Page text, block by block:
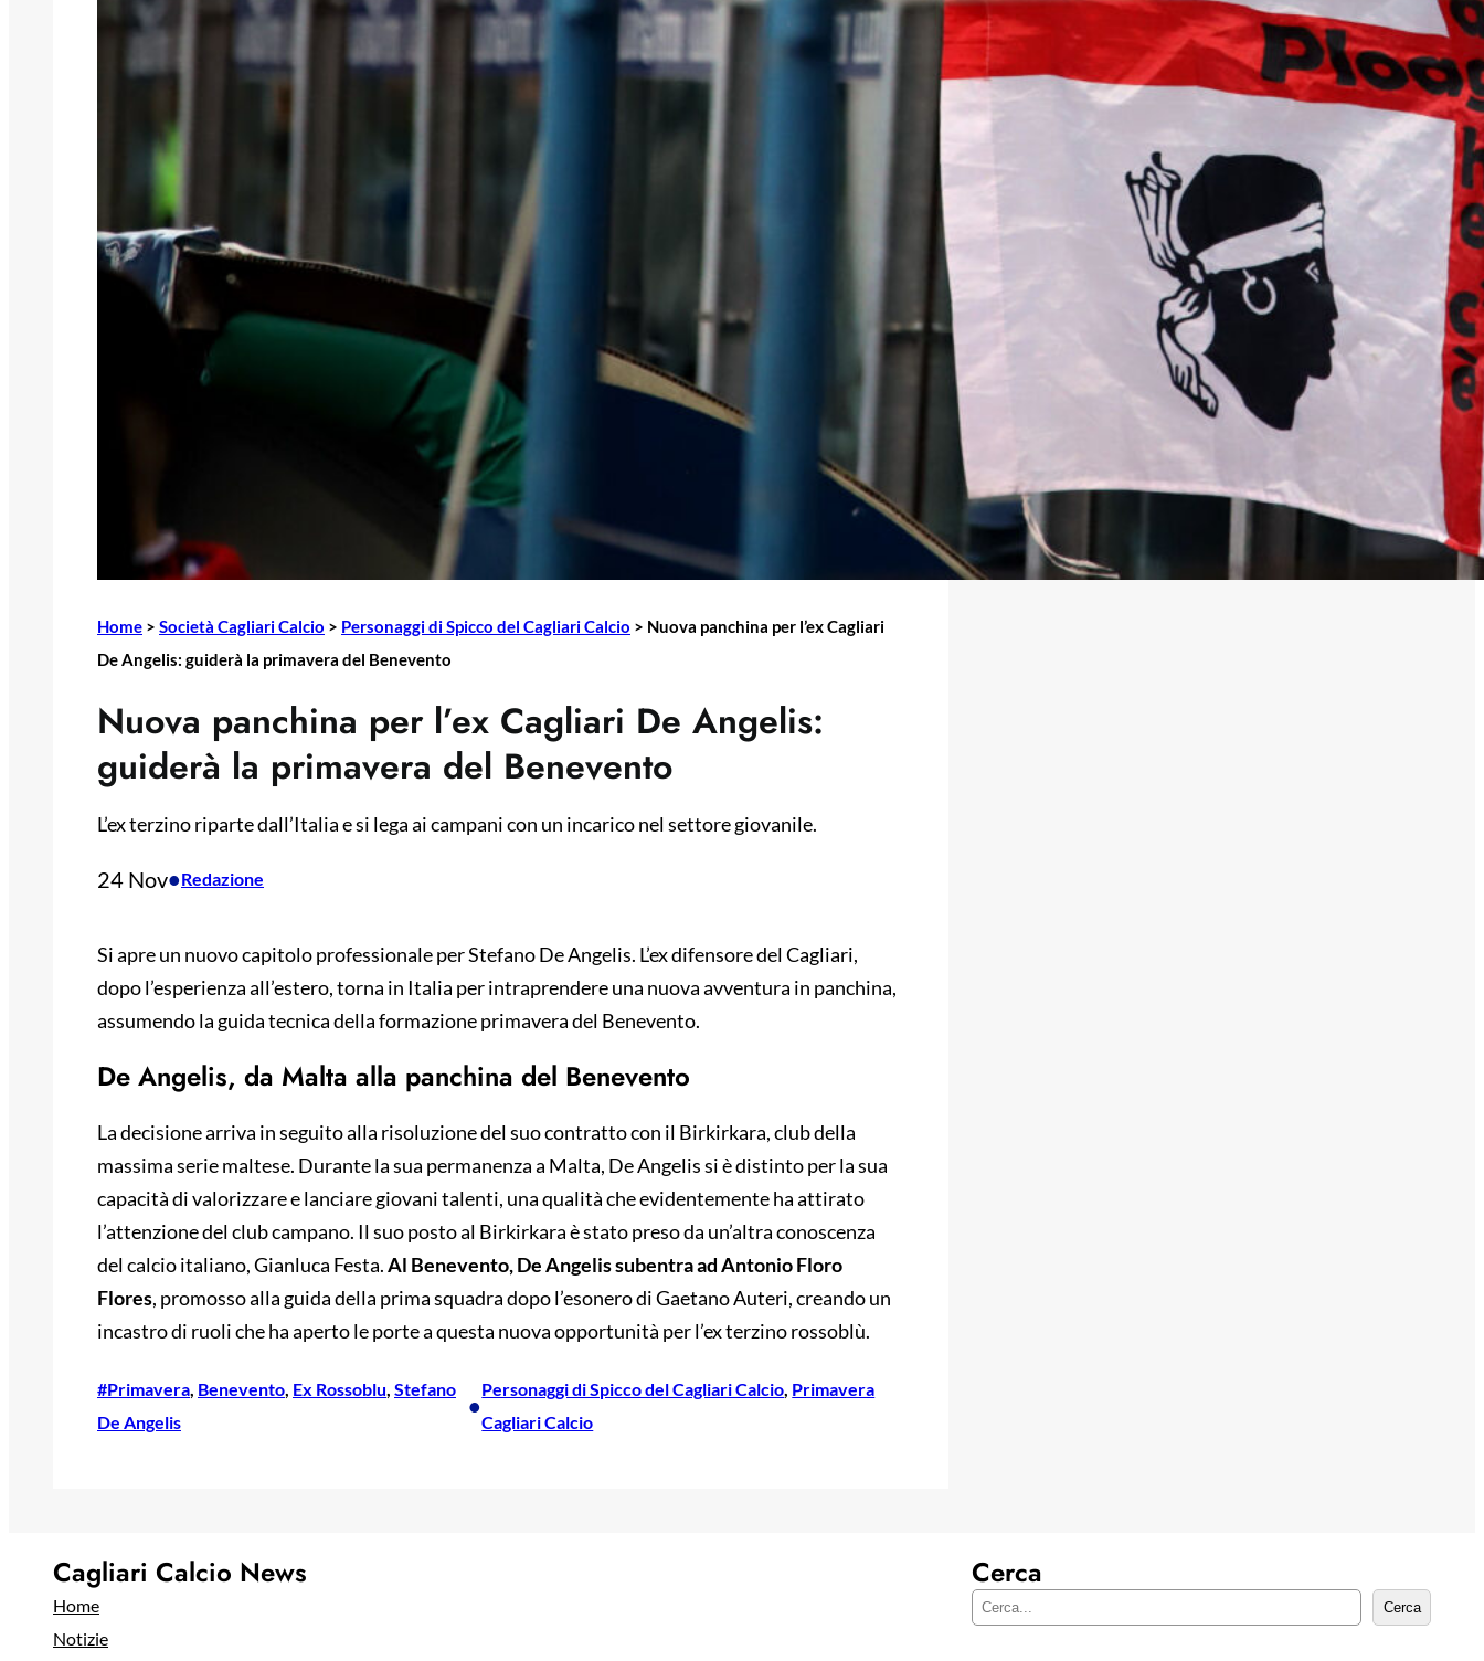
Home > Società Cagliari Calcio > Personaggi di Spicco del Cagliari Calcio > Nuova panchina per l’ex Cagliari
De Angelis: guiderà la primavera del Benevento
Nuova panchina per l’ex Cagliari De Angelis:
guiderà la primavera del Benevento
L’ex terzino riparte dall’Italia e si lega ai campani con un incarico nel settore giovanile.
24 Nov•Redazione
Si apre un nuovo capitolo professionale per Stefano De Angelis. L’ex difensore del Cagliari,
dopo l’esperienza all’estero, torna in Italia per intraprendere una nuova avventura in panchina,
assumendo la guida tecnica della formazione primavera del Benevento.
De Angelis, da Malta alla panchina del Benevento
La decisione arriva in seguito alla risoluzione del suo contratto con il Birkirkara, club della
massima serie maltese. Durante la sua permanenza a Malta, De Angelis si è distinto per la sua
capacità di valorizzare e lanciare giovani talenti, una qualità che evidentemente ha attirato
l’attenzione del club campano. Il suo posto al Birkirkara è stato preso da un’altra conoscenza
del calcio italiano, Gianluca Festa.Al Benevento, De Angelis subentra ad Antonio Floro
Flores, promosso alla guida della prima squadra dopo l’esonero di Gaetano Auteri, creando un
incastro di ruoli che ha aperto le porte a questa nuova opportunità per l’ex terzino rossoblù.
#Primavera, Benevento, Ex Rossoblu, Stefano
De Angelis
•
Personaggi di Spicco del Cagliari Calcio, Primavera
Cagliari Calcio
Cagliari Calcio News
Home
Notizie
Cerca
C
Cerca